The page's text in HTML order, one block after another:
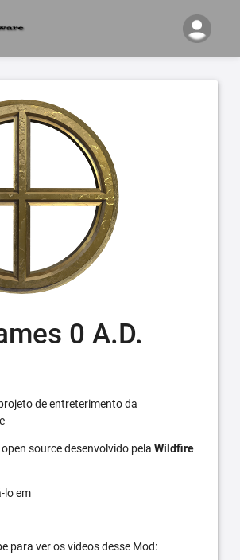
0 A.D.
de entreterimento da
source desenvolvido pela Wildfire
lo em
para ver os vídeos desse Mod: